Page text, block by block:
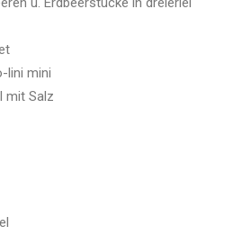
lini mini
mit Salz